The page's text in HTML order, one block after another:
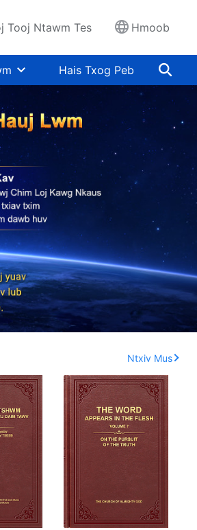
Tooj Ntawm Tes Hmoob
Hais Txog Peb
Ntxiv Mus